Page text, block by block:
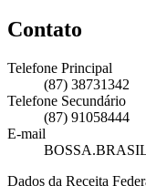
Contato
Telefone Principal
(87) 38731342
Telefone Secundário
(87) 91058444
E-mail
Dados da Receita